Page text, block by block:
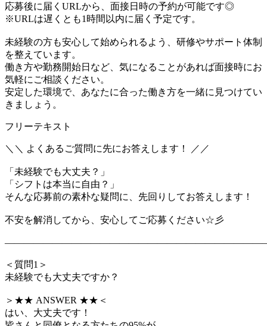
応募後に届くURLから、面接日時の予約が可能です◎
※URLは遅くとも1時間以内に届く予定です。
未経験の方も安心して始められるよう、研修やサポート体制
を整えています。
働き方や勤務開始日など、気になることがあれば面接時にお
気軽にご相談ください。
安定した環境で、あなたに合った働き方を一緒に見つけてい
きましょう。
フリーテキスト
＼＼ よくあるご質問に先にお答えします！ ／／
「未経験でも大丈夫？」
「シフトは本当に自由？」
そんな応募前の素朴な疑問に、先回りしてお答えします！
不安を解消してから、安心してご応募ください☆彡
＜質問1＞
未経験でも大丈夫ですか？
＞★★ ANSWER ★★＜
はい、大丈夫です！